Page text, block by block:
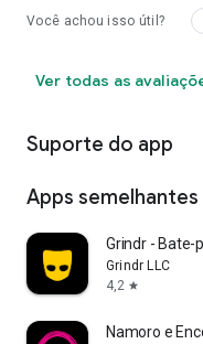
Você achou isso útil?
Ver todas as
Suporte do app
Apps semelhantes
Grindr - Bate-
Grindr LLC
4,2 star
Namoro e